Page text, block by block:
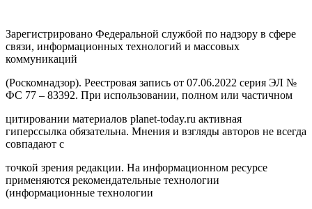
Зарегистрировано Федеральной службой по надзору в сфере
связи, информационных технологий и массовых
коммуникаций
(Роскомнадзор). Реестровая запись от 07.06.2022 серия ЭЛ №
ФС 77 – 83392. При использовании, полном или частичном
цитировании материалов planet-today.ru активная
гиперссылка обязательна. Мнения и взгляды авторов не всегда
совпадают с
точкой зрения редакции. На информационном ресурсе
применяются рекомендательные технологии
(информационные технологии